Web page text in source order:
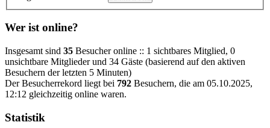
Wer ist online?
Insgesamt sind 35 Besucher online :: 1 sichtbares Mitglied, 0
unsichtbare Mitglieder und 34 Gäste (basierend auf den aktiven
Besuchern der letzten 5 Minuten)
Der Besucherrekord liegt bei 792 Besuchern, die am 05.10.2025,
12:12 gleichzeitig online waren.
Statistik